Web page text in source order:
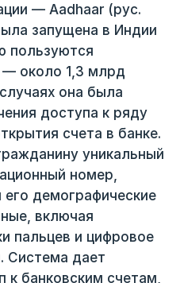
— Aadhaar (рус.
запущена в Индии
пользуются
— около 1,3 млрд
она была
доступа к ряду
счета в банке.
уникальный
номер,
демографические
включая
пальцев и цифровое
Система дает
к банковским счетам,